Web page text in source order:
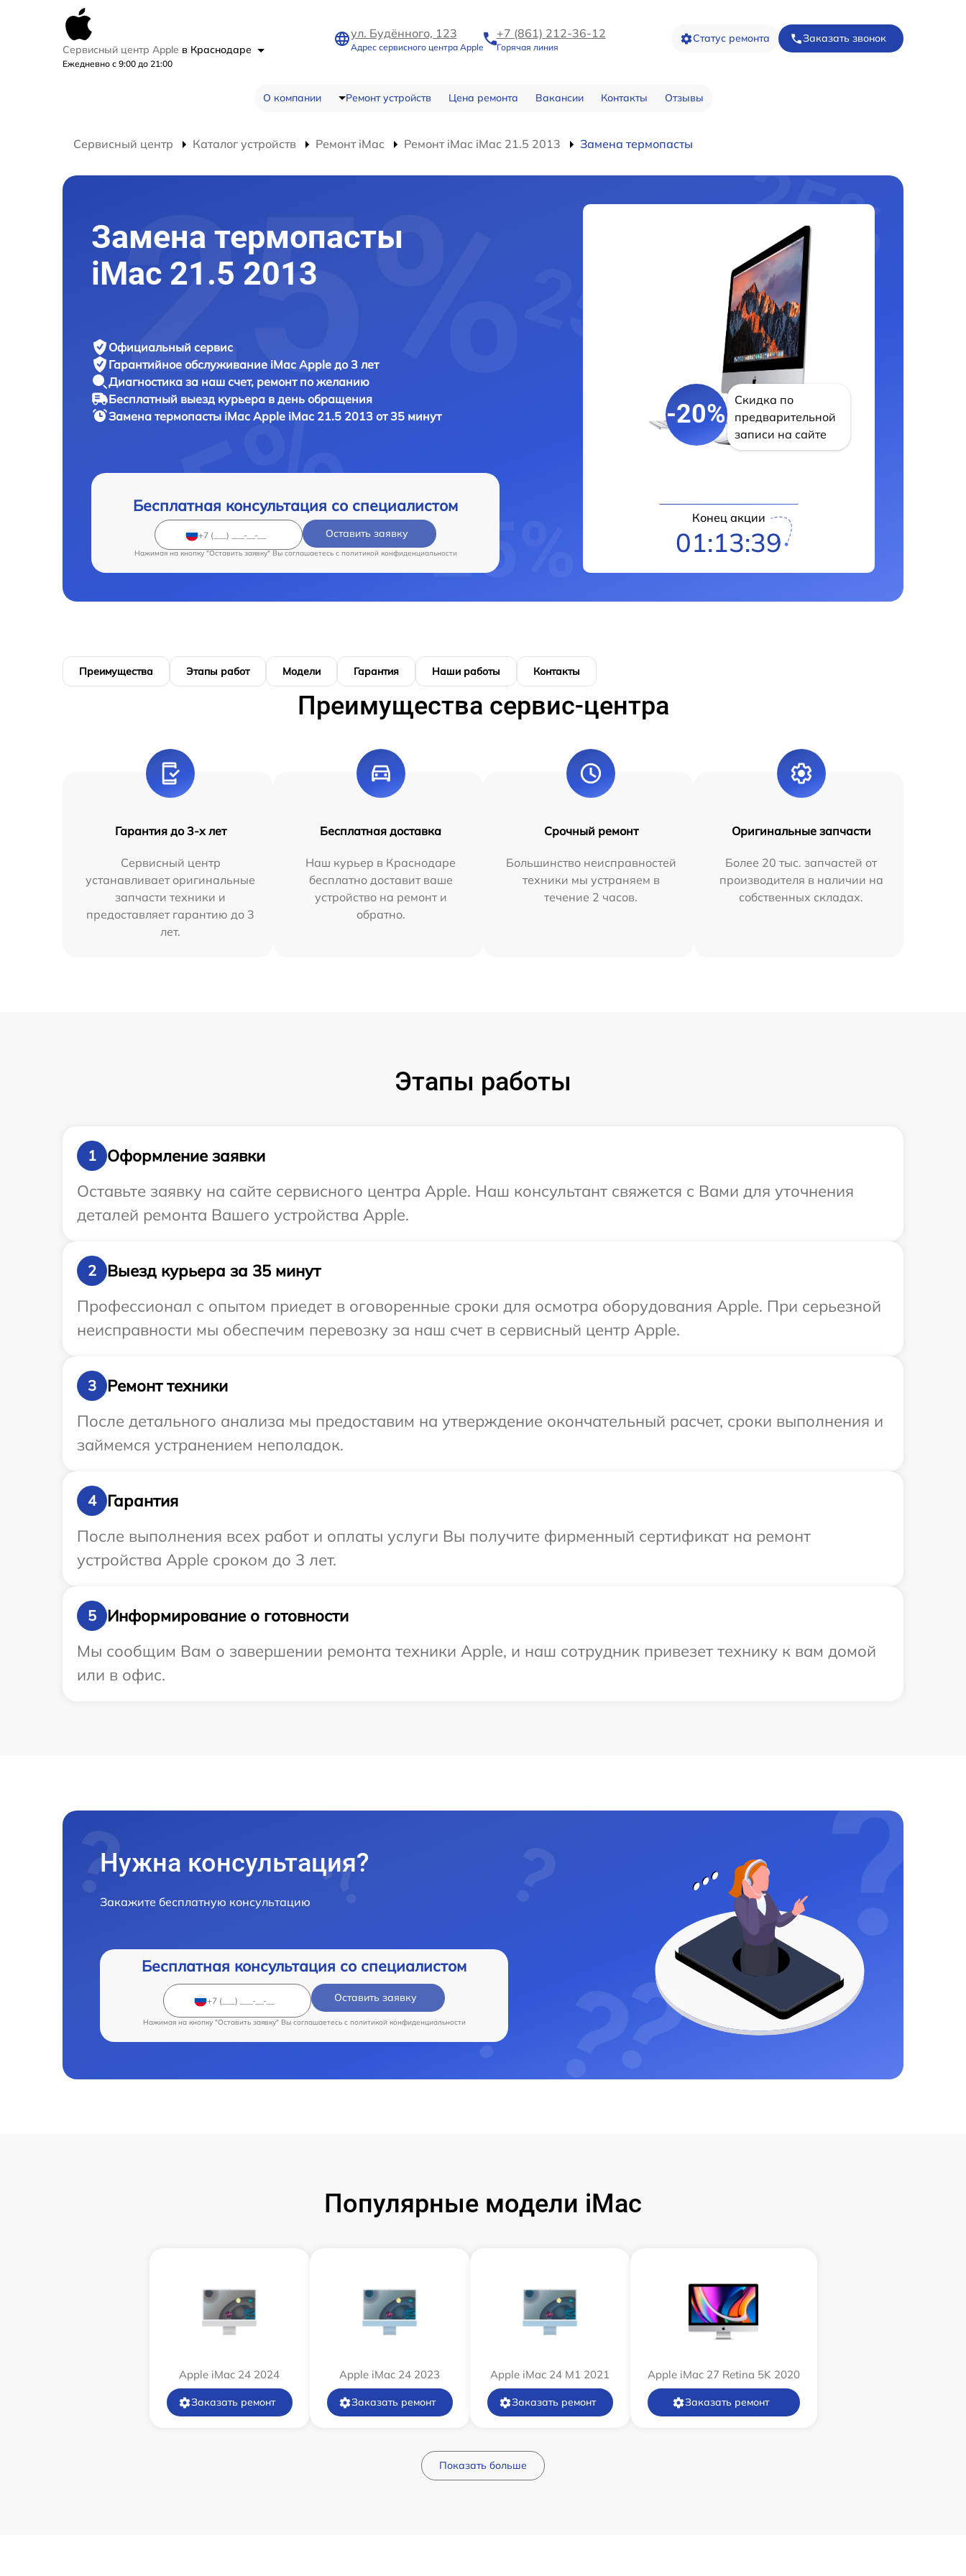
Сервисный центр Apple в Краснодаре
Ежедневно с 9:00 до 21:00
ул. Будённого, 123
Адрес сервисного центра Apple
+7 (861) 212-36-12
Горячая линия
Статус ремонта Заказать звонок
О компании Ремонт устройств Цена ремонта Вакансии Контакты Отзывы
Сервисный центр Каталог устройств Ремонт iMac Ремонт iMac iMac 21.5 2013 Замена термопасты
Замена термопасты
iMac 21.5 2013
Официальный сервис
Гарантийное обслуживание iMac Apple до 3 лет
Диагностика за наш счет, ремонт по желанию
Бесплатный выезд курьера в день обращения
Замена термопасты iMac Apple iMac 21.5 2013 от 35 минут
Бесплатная консультация со специалистом
Оставить заявку
Нажимая на кнопку "Оставить заявку" Вы соглашаетесь c политикой конфиденциальности
-20%
Скидка по
предварительной
записи на сайте
Конец акции
01:13:38
Преимущества Этапы работ Модели Гарантия Наши работы Контакты
Преимущества сервис-центра
Гарантия до 3-х лет
Сервисный центр
устанавливает оригинальные
запчасти техники и
предоставляет гарантию до 3
лет.
Бесплатная доставка
Наш курьер в Краснодаре
бесплатно доставит ваше
устройство на ремонт и
обратно.
Срочный ремонт
Большинство неисправностей
техники мы устраняем в
течение 2 часов.
Оригинальные запчасти
Более 20 тыс. запчастей от
производителя в наличии на
собственных складах.
Этапы работы
1
Оформление заявки
Оставьте заявку на сайте сервисного центра Apple. Наш консультант свяжется с Вами для уточнения
деталей ремонта Вашего устройства Apple.
2
Выезд курьера за 35 минут
Профессионал с опытом приедет в оговоренные сроки для осмотра оборудования Apple. При серьезной
неисправности мы обеспечим перевозку за наш счет в сервисный центр Apple.
3
Ремонт техники
После детального анализа мы предоставим на утверждение окончательный расчет, сроки выполнения и
займемся устранением неполадок.
4
Гарантия
После выполнения всех работ и оплаты услуги Вы получите фирменный сертификат на ремонт
устройства Apple сроком до 3 лет.
5
Информирование о готовности
Мы сообщим Вам о завершении ремонта техники Apple, и наш сотрудник привезет технику к вам домой
или в офис.
Нужна консультация?
Закажите бесплатную консультацию
Бесплатная консультация со специалистом
Оставить заявку
Нажимая на кнопку "Оставить заявку" Вы соглашаетесь c политикой конфиденциальности
Популярные модели iMac
Apple iMac 24 2024
Заказать ремонт
Apple iMac 24 2023
Заказать ремонт
Apple iMac 24 M1 2021
Заказать ремонт
Apple iMac 27 Retina 5K 2020
Заказать ремонт
Показать больше